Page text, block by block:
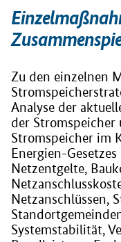
Zu den einzelnen
Analyse der
der
Stromspeicher im
Energien-
Netzentgelte,
Netzanschlüssen,
Systemstabilität,